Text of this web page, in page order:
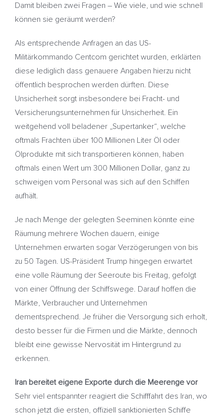
Damit bleiben zwei Fragen – Wie viele, und wie schnell
können sie geräumt werden?
Als entsprechende Anfragen an das US-
Militärkommando Centcom gerichtet wurden, erklärten
diese lediglich dass genauere Angaben hierzu nicht
öffentlich besprochen werden dürften. Diese
Unsicherheit sorgt insbesondere bei Fracht- und
Versicherungsunternehmen für Unsicherheit. Ein
weitgehend voll beladener „Supertanker“, welche
oftmals Frachten über 100 Millionen Liter Öl oder
Ölprodukte mit sich transportieren können, haben
oftmals einen Wert um 300 Millionen Dollar, ganz zu
schweigen vom Personal was sich auf den Schiffen
aufhält.
Je nach Menge der gelegten Seeminen könnte eine
Räumung mehrere Wochen dauern, einige
Unternehmen erwarten sogar Verzögerungen von bis
zu 50 Tagen. US-Präsident Trump hingegen erwartet
eine volle Räumung der Seeroute bis Freitag, gefolgt
von einer Öffnung der Schiffswege. Darauf hoffen die
Märkte, Verbraucher und Unternehmen
dementsprechend. Je früher die Versorgung sich erholt,
desto besser für die Firmen und die Märkte, dennoch
bleibt eine gewisse Nervosität im Hintergrund zu
erkennen.
Iran bereitet eigene Exporte durch die Meerenge vor
Sehr viel entspannter reagiert die Schifffahrt des Iran, wo
schon jetzt die ersten, offiziell sanktionierten Schiffe